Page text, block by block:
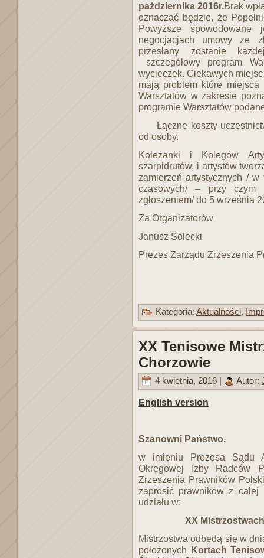
pażdziernika 2016r. Brak
oznaczać będzie, że
Powyższe spowodowane
negocjacjach umowy ze
przesłany zostanie
szczegółowy program
wycieczek. Ciekawych
mają problem które
Warsztatów w zakresie
programie Warsztatów
Łączne koszty
od osoby.
Koleżanki i Kolegów
szarpidrutów, i artystów
zamierzeń artystycznych /
czasowych/ – przy
zgłoszeniem/ do 5 września
Za Organizatorów
Janusz Solecki
Prezes Zarządu Zrzeszenia
Kategoria: Aktualności,
XX Tenisowe
Chorzowie
4 kwietnia, 2016 | Autor:
English version
Szanowni Państwo,
w imieniu Prezesa Sądu
Okręgowej Izby Radców
Zrzeszenia Prawników
zaprosić prawników z
udziału w:
XX
Mistrzostwa odbędą się w
położonych Kortach